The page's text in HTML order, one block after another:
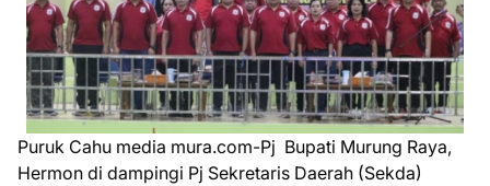
Puruk Cahu media mura.com-Pj Bupati Murung Raya,
Hermon di dampingi Pj Sekretaris Daerah (Sekda)